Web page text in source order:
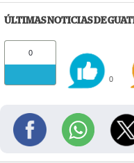
ÚLTIMAS NOTICIAS DE
0
0